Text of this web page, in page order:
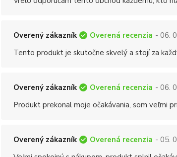
Overený zákazník Overená recenzia - 06.
Tento produkt je skutočne skvelý a stojí za
Overený zákazník Overená recenzia - 06.
Produkt prekonal moje očakávania, som veľmi
Overený zákazník Overená recenzia - 05.